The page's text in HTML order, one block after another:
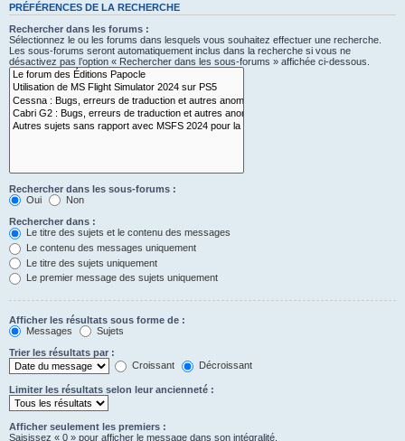
PRÉFÉRENCES DE LA RECHERCHE
Rechercher dans les forums :
Sélectionnez le ou les forums dans lesquels vous souhaitez effectuer une recherche.
Les sous-forums seront automatiquement inclus dans la recherche si vous ne
désactivez pas l’option « Rechercher dans les sous-forums » affichée ci-dessous.
Rechercher dans les sous-forums :
Oui
Non
Rechercher dans :
Le titre des sujets et le contenu des messages
Le contenu des messages uniquement
Le titre des sujets uniquement
Le premier message des sujets uniquement
Afficher les résultats sous forme de :
Messages
Sujets
Trier les résultats par :
Croissant
Décroissant
Limiter les résultats selon leur ancienneté :
Afficher seulement les premiers :
Saisissez « 0 » pour afficher le message dans son intégralité.